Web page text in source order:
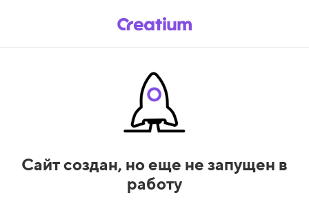
Сайт создан, но еще не запущен в
работу